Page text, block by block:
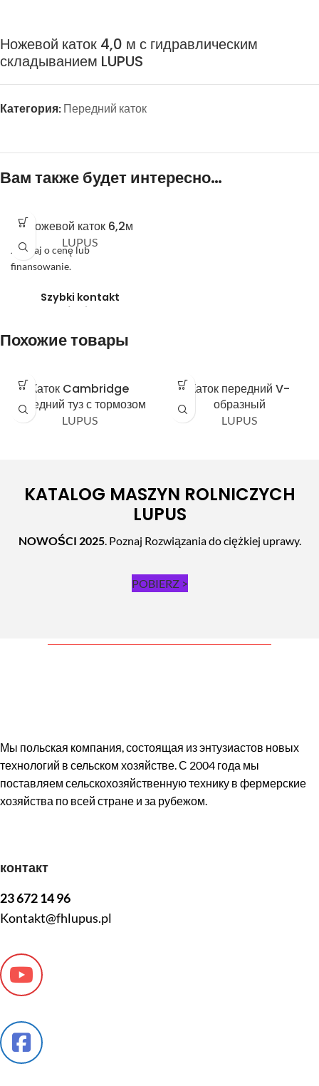
Ножевой каток 4,0 м с гидравлическим
складыванием LUPUS
Категория: Передний каток
Вам также будет интересно…
Ножевой каток 6,2м
LUPUS
zapytaj o cenę lub
finansowanie.
Szybki kontakt
telefoniczny:
664 047 084
Похожие товары
Каток Cambridge
передний туз с тормозом
LUPUS
Каток передний V-
образный
LUPUS
KATALOG MASZYN ROLNICZYCH
LUPUS
NOWOŚCI 2025. Poznaj Rozwiązania do ciężkiej uprawy.
POBIERZ >
Мы польская компания, состоящая из энтузиастов новых
технологий в сельском хозяйстве. С 2004 года мы
поставляем сельскохозяйственную технику в фермерские
хозяйства по всей стране и за рубежом.
контакт
23 672 14 96
Kontakt@fhlupus.pl